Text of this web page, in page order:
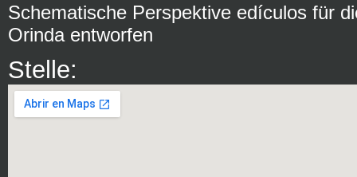
Schematische Perspektive edículos für
Orinda entworfen
Stelle: